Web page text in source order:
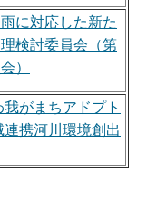
に対応した新た
検討委員会（第
）
我がまちアドプト
連携河川環境創出